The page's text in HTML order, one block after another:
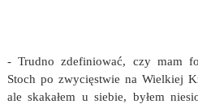
- Trudno zdefiniować, czy mam
Stoch po zwycięstwie na Wielkiej
ale skakałem u siebie, byłem